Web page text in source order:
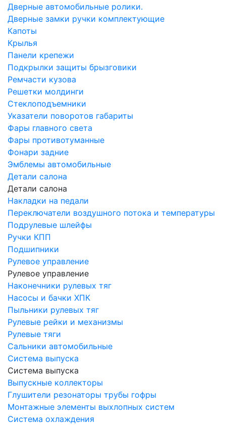
Дверные автомобильные ролики.
Дверные замки ручки комплектующие
Капоты
Крылья
Панели крепежи
Подкрылки защиты брызговики
Ремчасти кузова
Решетки молдинги
Стеклоподъемники
Указатели поворотов габариты
Фары главного света
Фары противотуманные
Фонари задние
Эмблемы автомобильные
Детали салона
Детали салона
Накладки на педали
Переключатели воздушного потока и температуры
Подрулевые шлейфы
Ручки КПП
Подшипники
Рулевое управление
Рулевое управление
Наконечники рулевых тяг
Насосы и бачки ХПК
Пыльники рулевых тяг
Рулевые рейки и механизмы
Рулевые тяги
Сальники автомобильные
Система выпуска
Система выпуска
Выпускные коллекторы
Глушители резонаторы трубы гофры
Монтажные элементы выхлопных систем
Система охлаждения